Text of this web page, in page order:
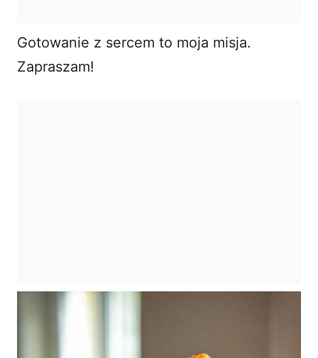
Gotowanie z sercem to moja misja.
Zapraszam!